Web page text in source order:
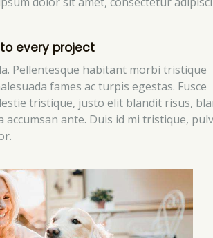
every project
Pellentesque habitant morbi tristique
fames ac turpis egestas. Fusce
tristique, justo elit blandit risus,
accumsan ante. Duis id mi tristique,